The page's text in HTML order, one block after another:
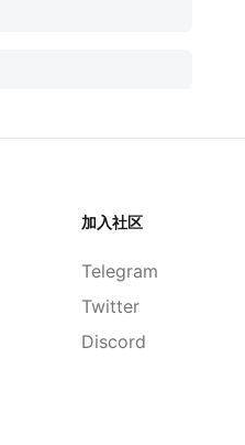
加入社区
Telegram
Twitter
Discord